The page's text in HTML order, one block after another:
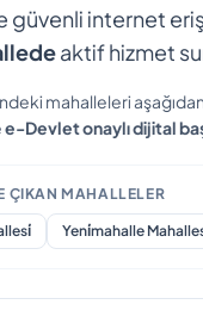
güvenli internet
aktif hizmet
mahalleleri
e-Devlet onaylı dijital
ÇIKAN MAHALLELER
Yeni̇mahalle